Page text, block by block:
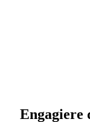
Engagiere